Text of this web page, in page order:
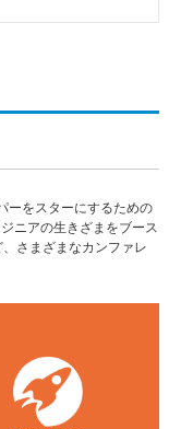
ーをスターにするための
ニアの生きざまをブース
さまざまなカンファレ